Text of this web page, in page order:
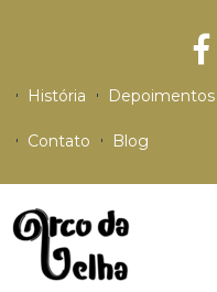
História Depoimentos
Contato Blog